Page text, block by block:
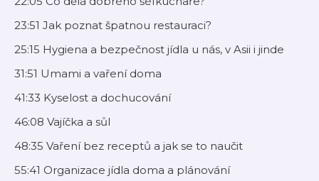
23:51 Jak poznat špatnou restauraci?
25:15 Hygiena a bezpečnost jídla u nás, v Asii i jinde
31:51 Umami a vaření doma
41:33 Kyselost a dochucování
46:08 Vajíčka a sůl
48:35 Vaření bez receptů a jak se to naučit
55:41 Organizace jídla doma a plánování